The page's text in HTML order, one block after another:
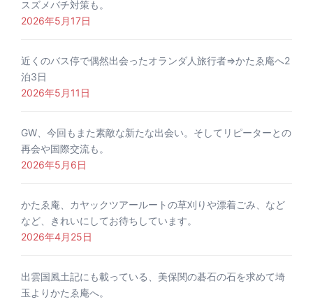
スズメバチ対策も。
2026年5月17日
近くのバス停で偶然出会ったオランダ人旅行者⇒かたゑ庵へ2
泊3日
2026年5月11日
GW、今回もまた素敵な新たな出会い。そしてリピーターとの
再会や国際交流も。
2026年5月6日
かたゑ庵、カヤックツアールートの草刈りや漂着ごみ、など
など、きれいにしてお待ちしています。
2026年4月25日
出雲国風土記にも載っている、美保関の碁石の石を求めて埼
玉よりかたゑ庵へ。